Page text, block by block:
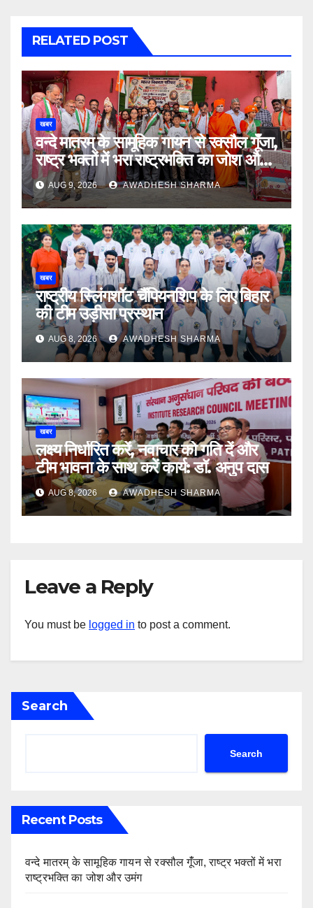
RELATED POST
खबर
वन्दे मातरम् के सामूहिक गायन से रक्सौल गूंँजा,
राष्ट्र भक्तों में भरा राष्ट्रभक्ति का जोश और
उमंग
AUG 9, 2026 AWADHESH SHARMA
खबर
राष्ट्रीय स्लिंगशॉट चैंपियनशिप के लिए बिहार
की टीम उड़ीसा प्रस्थान
AUG 8, 2026 AWADHESH SHARMA
खबर
लक्ष्य निर्धारित करें, नवाचार को गति दें और
टीम भावना के साथ करें कार्य: डॉ. अनुप दास
AUG 8, 2026 AWADHESH SHARMA
Leave a Reply
You must be logged in to post a comment.
Search
Search
Recent Posts
वन्दे मातरम् के सामूहिक गायन से रक्सौल गूंँजा, राष्ट्र भक्तों में भरा
राष्ट्रभक्ति का जोश और उमंग